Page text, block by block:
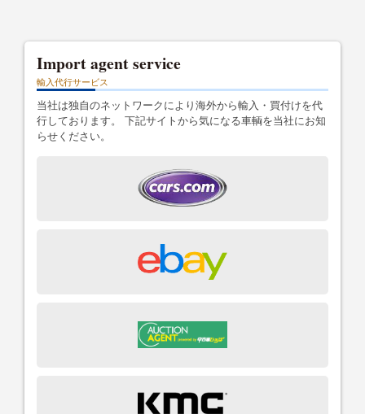
Import agent service
輸入代行サービス
当社は独自のネットワークにより海外から輸入・買付けを代
行しております。 下記サイトから気になる車輌を当社にお知
らせください。